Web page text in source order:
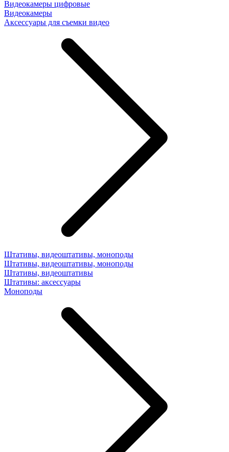
Видеокамеры цифровые
Видеокамеры
Аксессуары для съемки видео
Штативы, видеоштативы, моноподы
Штативы, видеоштативы, моноподы
Штативы, видеоштативы
Штативы: аксессуары
Моноподы